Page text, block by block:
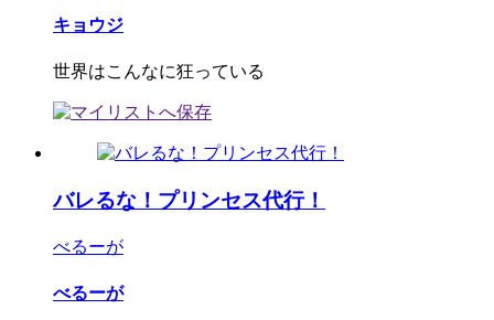
キョウジ
世界はこんなに狂っている
バレるな！プリンセス代行！
べるーが
べるーが